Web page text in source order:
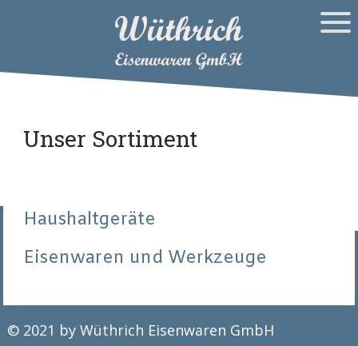
Unser Sortiment
Haushaltgeräte
Eisenwaren und Werkzeuge
© 2021 by Wüthrich Eisenwaren GmbH